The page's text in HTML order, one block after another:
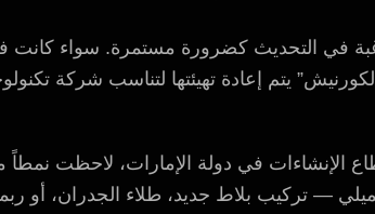
في التحديث كضرورة مستمرة. سواء كانت
يتم إعادة تهيئتها لتناسب شركة
في دولة الإمارات، لاحظت نمطاً
— تركيب بلاط جديد، طلاء الجدران، أو